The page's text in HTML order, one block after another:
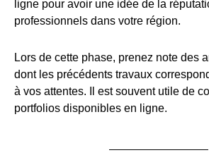
ligne pour avoir une idée de la
professionnels dans votre région.
Lors de cette phase, prenez note des
dont les précédents travaux
à vos attentes. Il est souvent utile de
portfolios disponibles en ligne.